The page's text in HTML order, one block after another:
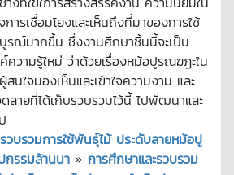
การเชื่อมโยงและเห็นถึงที่มาของการใช้
รณ์มากขึ้น ซึ่งงานศึกษาชิ้นนี้จะเป็น
ความรู้ใหม่ ว่าด้วยเรื่องหม้อปูรณฆฏะใน
นใจมองเห็นและเข้าใจความงาม และ
ลายที่ได้เก็บรวบรวมไว้นี้ ไปพัฒนาและ
วบรวมการใช้พันธุ์ไม้ ประดับลายหม้อปู
รรมล้านนา » การศึกษาและรวบรวม